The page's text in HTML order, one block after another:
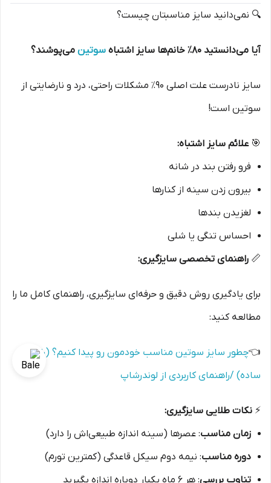
🔍 نمی‌دانید سایز مناسبتان چیست؟
آیا می‌دانستید ۸۰٪ خانم‌ها سایز اشتباه سوتین می‌پوشند؟
سایز نادرست علت اصلی ۹۰٪ مشکلات راحتی، درد و نارضایتی از
سوتین است!
🎯علائم سایز اشتباه:
فرو رفتن بند در شانه
بیرون زدن سینه از کنارها
لغزیدن بندها
احساس تنگی یا شلی
📏 راهنمای تخصصی سایز‌گیری:
برای یادگیری روش دقیق و حرفه‌ای سایز‌گیری، راهنمای کامل ما را
مطالعه کنید:
👈چطور سایز سوتین مناسب خودمون رو پیدا کنیم؟ (راهنمای
ساده) /راهنمای کاربردی از لوندرشاپ
⚡ نکات طلایی سایز‌گیری:
زمان مناسب: عصرها (سینه اندازه طبیعی‌اش را دارد)
دوره مناسب: نیمه دوم سیکل قاعدگی (کمترین تورم)
تناوب بررسی: هر ۶ ماه یکبار دوباره اندازه بگیرید